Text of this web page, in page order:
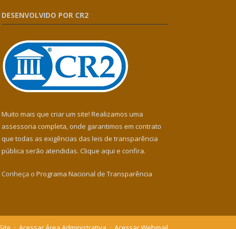
DESENVOLVIDO POR CR2
Muito mais que criar um site! Realizamos uma
assessoria completa, onde garantimos em contrato
que todas as exigências das leis de transparência
pública serão atendidas. Clique aqui e confira.
Conheça o Programa Nacional de Transparência